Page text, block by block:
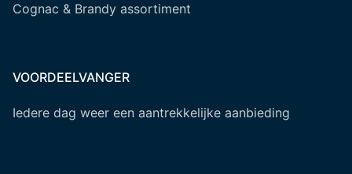
Cognac & Brandy assortiment
VOORDEELVANGER
Iedere dag weer een aantrekkelijke aanbieding